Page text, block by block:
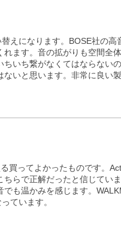
えになります。BOSE社の
ます。音の拡がりも空間全
いち繋がなくてはならない
いと思います。非常に良い製
買ってよかったものです。
らで正解だったと信じてい
も温かみを感じます。
ています。